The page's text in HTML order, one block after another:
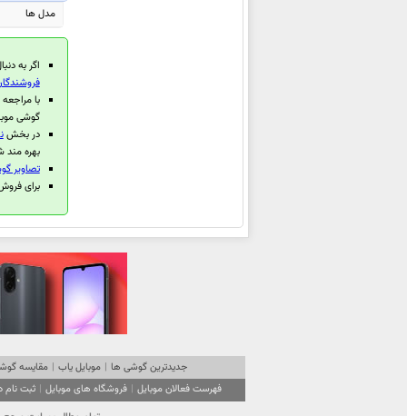
اوپو Find X8 Pro
اوپو F27
اوپو A3 2024
اوپو Reno12 F
مدل ها
اگر به
با
گوشی
در بخش
بهره مند
تصاویر
برای فروش گوشی
جدیدترین گوشی ها | موبایل یاب | مقایسه
فهرست فعالان موبایل | فروشگاه های موبایل | ثبت